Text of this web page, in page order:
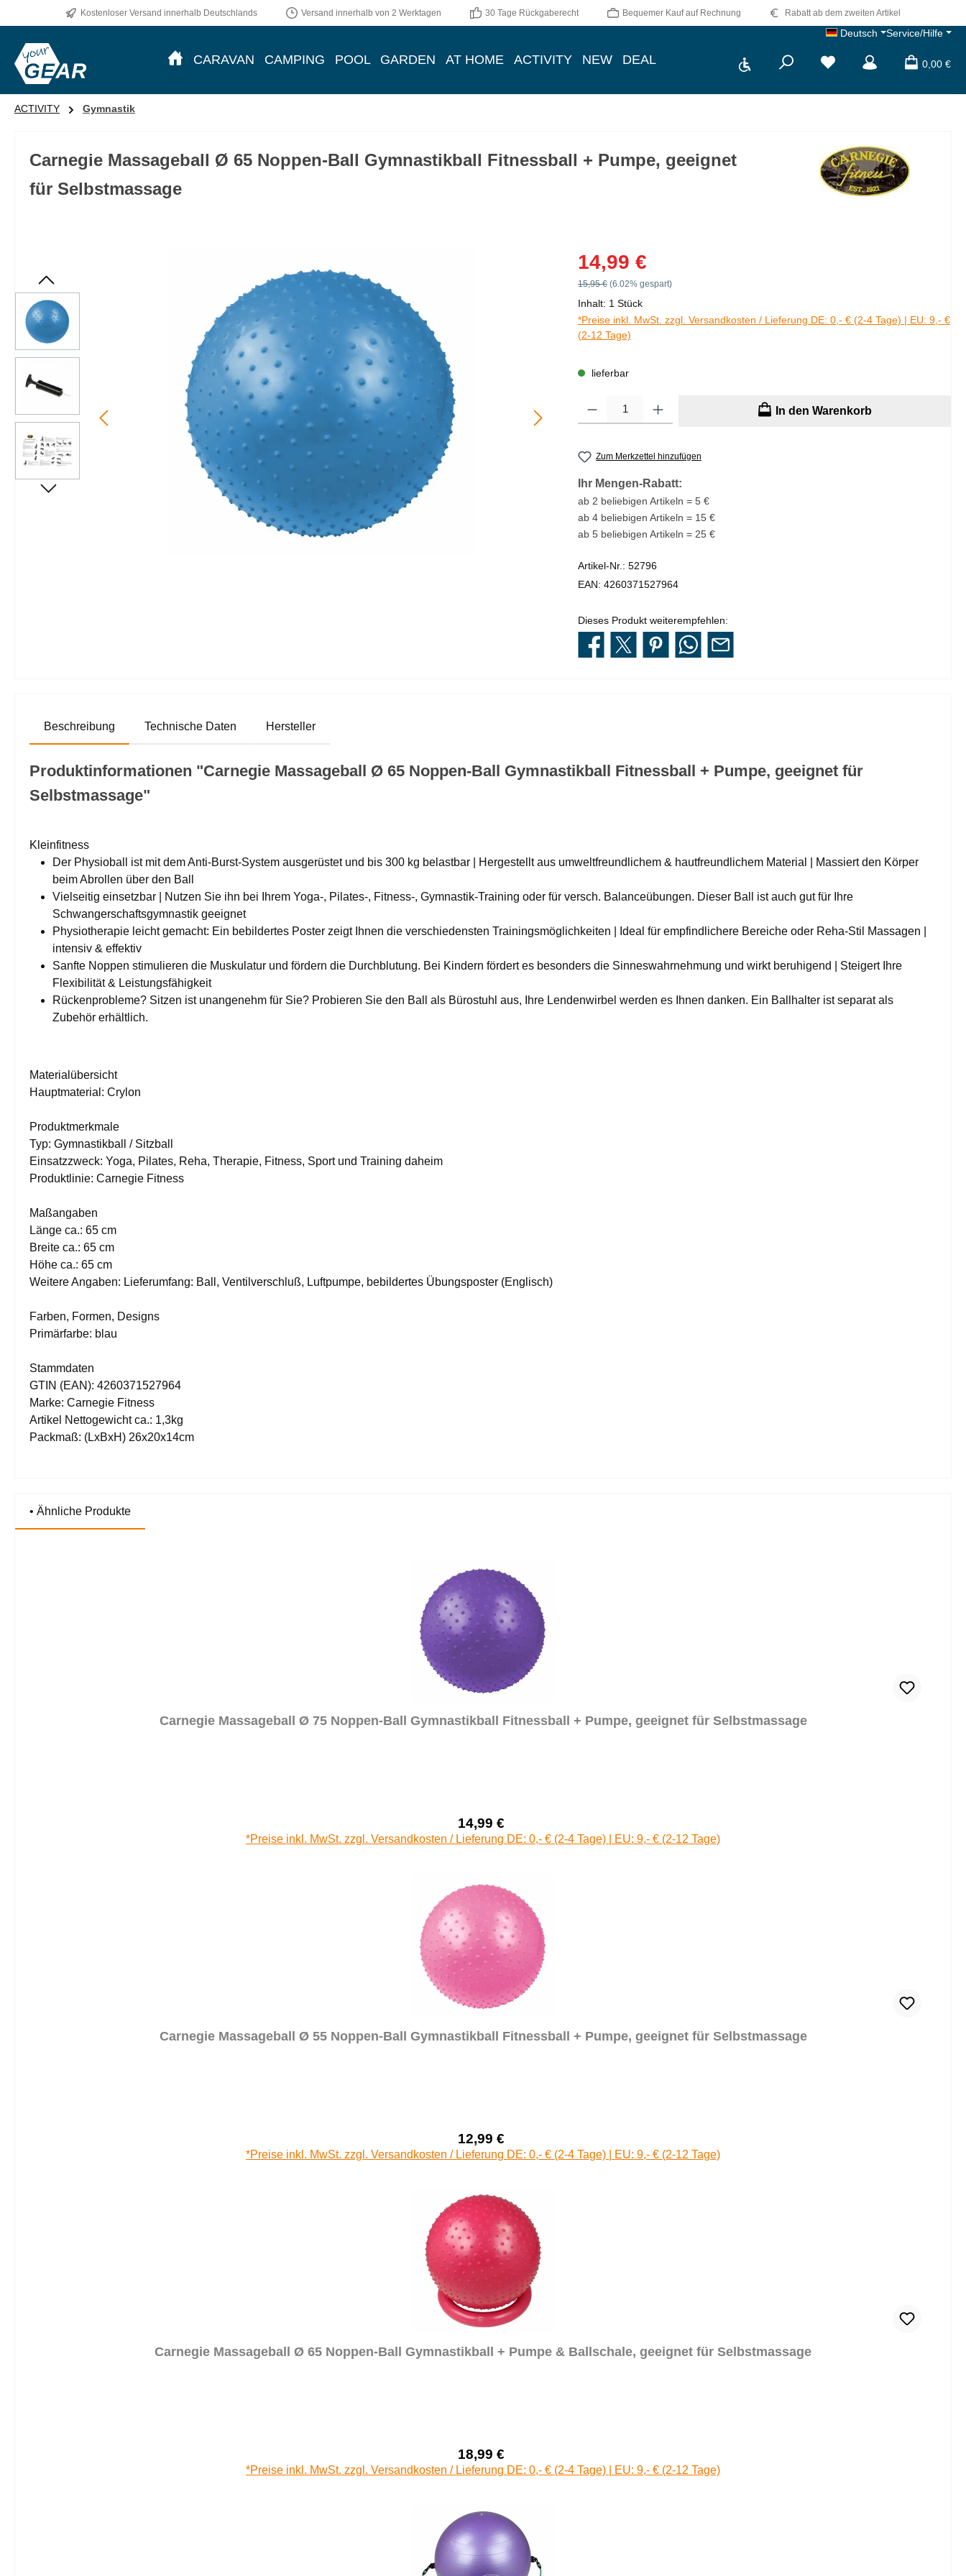
Hauptinhalt springen
Zur Suche springen
Zur Hauptnavigation springen
Kostenloser Versand innerhalb Deutschlands Versand innerhalb von 2 Werktagen 30 Tage Rückgaberecht Bequemer Kauf auf Rechnung Rabatt ab dem zweiten Artikel
Deutsch Service/Hilfe
CARAVAN CAMPING POOL GARDEN AT HOME ACTIVITY NEW DEAL Werkzeugleiste anzeigen 0,00 €
ACTIVITY Gymnastik
Carnegie Massageball Ø 65 Noppen-Ball Gymnastikball Fitnessball + Pumpe, geeignet
für Selbstmassage
Verkaufspreis:
14,99 €
Regulärer Preis:
15,95 € (6.02% gespart)
Inhalt: 1 Stück
*Preise inkl. MwSt. zzgl. Versandkosten / Lieferung DE: 0,- € (2-4 Tage) | EU: 9,- €
(2-12 Tage)
lieferbar
Produkt Anzahl: Gib den gewünschten Wert ein oder benutze die Schaltflächen um
In den Warenkorb
Zum Merkzettel hinzufügen
Ihr Mengen-Rabatt:
ab 2 beliebigen Artikeln = 5 €
ab 4 beliebigen Artikeln = 15 €
ab 5 beliebigen Artikeln = 25 €
Artikel-Nr.: 52796
EAN: 4260371527964
Dieses Produkt weiterempfehlen:
Beschreibung Technische Daten Hersteller
Produktinformationen "Carnegie Massageball Ø 65 Noppen-Ball Gymnastikball Fitnessball + Pumpe, geeignet für
Selbstmassage"
Kleinfitness
Der Physioball ist mit dem Anti-Burst-System ausgerüstet und bis 300 kg belastbar | Hergestellt aus umweltfreundlichem & hautfreundlichem Material | Massiert den Körper
beim Abrollen über den Ball
Vielseitig einsetzbar | Nutzen Sie ihn bei Ihrem Yoga-, Pilates-, Fitness-, Gymnastik-Training oder für versch. Balanceübungen. Dieser Ball ist auch gut für Ihre
Schwangerschaftsgymnastik geeignet
Physiotherapie leicht gemacht: Ein bebildertes Poster zeigt Ihnen die verschiedensten Trainingsmöglichkeiten | Ideal für empfindlichere Bereiche oder Reha-Stil Massagen |
intensiv & effektiv
Sanfte Noppen stimulieren die Muskulatur und fördern die Durchblutung. Bei Kindern fördert es besonders die Sinneswahrnehmung und wirkt beruhigend | Steigert Ihre
Flexibilität & Leistungsfähigkeit
Rückenprobleme? Sitzen ist unangenehm für Sie? Probieren Sie den Ball als Bürostuhl aus, Ihre Lendenwirbel werden es Ihnen danken. Ein Ballhalter ist separat als
Zubehör erhältlich.
Materialübersicht
Hauptmaterial: Crylon
Produktmerkmale
Typ: Gymnastikball / Sitzball
Einsatzzweck: Yoga, Pilates, Reha, Therapie, Fitness, Sport und Training daheim
Produktlinie: Carnegie Fitness
Maßangaben
Länge ca.: 65 cm
Breite ca.: 65 cm
Höhe ca.: 65 cm
Weitere Angaben: Lieferumfang: Ball, Ventilverschluß, Luftpumpe, bebildertes Übungsposter (Englisch)
Farben, Formen, Designs
Primärfarbe: blau
Stammdaten
GTIN (EAN): 4260371527964
Marke: Carnegie Fitness
Artikel Nettogewicht ca.: 1,3kg
Packmaß: (LxBxH) 26x20x14cm
• Ähnliche Produkte
Carnegie Massageball Ø 75 Noppen-Ball Gymnastikball Fitnessball + Pumpe, geeignet für Selbstmassage
Verkaufspreis:
14,99 €
Regulärer Preis:
*Preise inkl. MwSt. zzgl. Versandkosten / Lieferung DE: 0,- € (2-4 Tage) | EU: 9,- € (2-12 Tage)
Carnegie Massageball Ø 55 Noppen-Ball Gymnastikball Fitnessball + Pumpe, geeignet für Selbstmassage
Verkaufspreis:
12,99 €
Regulärer Preis:
*Preise inkl. MwSt. zzgl. Versandkosten / Lieferung DE: 0,- € (2-4 Tage) | EU: 9,- € (2-12 Tage)
Carnegie Massageball Ø 65 Noppen-Ball Gymnastikball + Pumpe & Ballschale, geeignet für Selbstmassage
Verkaufspreis:
18,99 €
Regulärer Preis:
*Preise inkl. MwSt. zzgl. Versandkosten / Lieferung DE: 0,- € (2-4 Tage) | EU: 9,- € (2-12 Tage)